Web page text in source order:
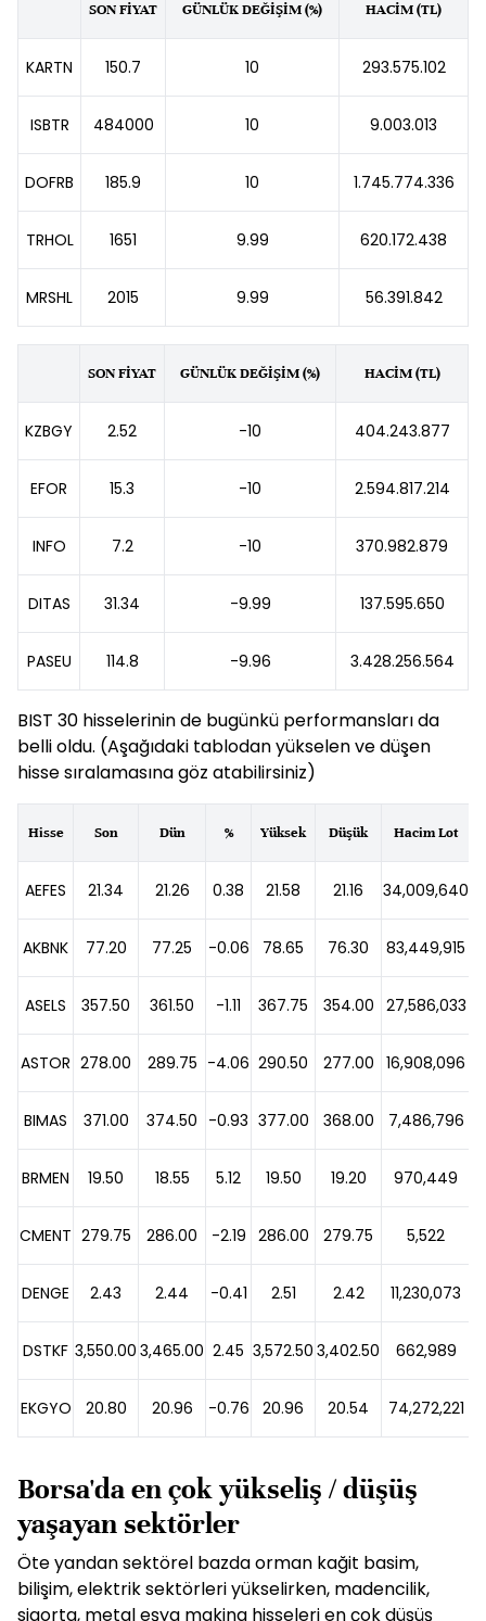
SON FİYAT GÜNLÜK DEĞİŞİM (%) HACİM (TL)
KARTN 150.7 10 293.575.102
ISBTR 484000 10 9.003.013
DOFRB 185.9 10 1.745.774.336
TRHOL 1651 9.99 620.172.438
MRSHL 2015 9.99 56.391.842
SON FİYAT GÜNLÜK DEĞİŞİM (%) HACİM (TL)
KZBGY 2.52 -10 404.243.877
EFOR 15.3 -10 2.594.817.214
INFO 7.2 -10 370.982.879
DITAS 31.34 -9.99 137.595.650
PASEU 114.8 -9.96 3.428.256.564
BIST 30 hisselerinin de bugünkü performansları da
belli oldu. (Aşağıdaki tablodan yükselen ve düşen
hisse sıralamasına göz atabilirsiniz)
Hisse Son Dün % Yüksek Düşük Hacim Lot
AEFES 21.34 21.26 0.38 21.58 21.16 34,009,640
AKBNK 77.20 77.25 -0.06 78.65 76.30 83,449,915
ASELS 357.50 361.50 -1.11 367.75 354.00 27,586,033
ASTOR 278.00 289.75 -4.06 290.50 277.00 16,908,096
BIMAS 371.00 374.50 -0.93 377.00 368.00 7,486,796
BRMEN 19.50 18.55 5.12 19.50 19.20 970,449
CMENT 279.75 286.00 -2.19 286.00 279.75 5,522
DENGE 2.43 2.44 -0.41 2.51 2.42 11,230,073
DSTKF 3,550.00 3,465.00 2.45 3,572.50 3,402.50 662,989
EKGYO 20.80 20.96 -0.76 20.96 20.54 74,272,221
Borsa'da en çok yükseliş / düşüş
yaşayan sektörler
Öte yandan sektörel bazda orman kağit basim,
bilişim, elektrik sektörleri yükselirken, madencilik,
sigorta, metal eşya makina hisseleri en çok düşüş